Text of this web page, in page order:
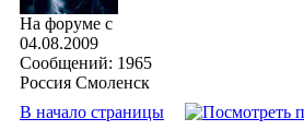
На форуме с
04.08.2009
Сообщений: 1965
Россия Смоленск
В начало страницы